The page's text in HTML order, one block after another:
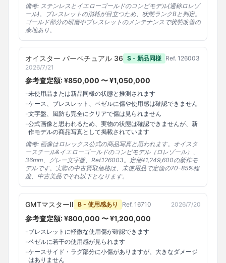
備考: ステンレスとイエローゴールドのコンビモデル(通称ロレゾ
ール)。ブレスレットの消耗が目立つため、状態ランクBと判定。
ゴールド部分の研磨やブレスレットのメンテナンスで状態改善の
余地あり。
オイスター パーペチュアル 36 S - 新品同様 Ref. 126003
2026/7/21
参考査定額: ¥850,000 〜 ¥1,050,000
-未使用品または新品同様の状態と推測されます
-ケース、ブレスレット、ベゼルに傷や使用感は確認できません
-文字盤、風防も完全にクリアで傷は見られません
-公式画像と思われるため、実物の状態は確認できませんが、新
作モデルの商品写真として掲載されています
備考: 画像はロレックス公式の商品写真と思われます。オイスタ
ースチール&イエローゴールドのコンビモデル（ロレゾール）、
36mm、グレー文字盤、Ref.126003。定価¥1,249,600の新作モ
デルです。実際の中古買取価格は、未使用品で定価の70-85%程
度、中古美品でそれ以下となります。
GMTマスターII B - 使用感あり Ref. 16710 2026/7/20
参考査定額: ¥800,000 〜 ¥1,200,000
-ブレスレットに軽微な使用傷が確認できます
-ベゼルに若干の使用感が見られます
-ケースサイド・ラグ部分に小傷がありますが、大きなダメージ
はありません